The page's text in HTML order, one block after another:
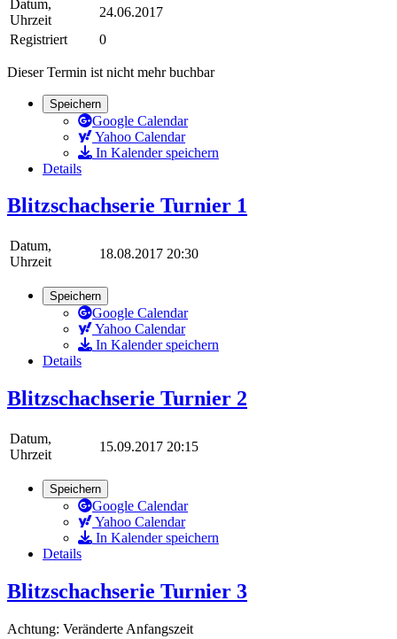
Datum,
Uhrzeit
24.06.2017
Registriert
0
Dieser Termin ist nicht mehr buchbar
Speichern
Google Calendar
Yahoo Calendar
In Kalender speichern
Details
Blitzschachserie Turnier 1
Datum,
Uhrzeit
18.08.2017 20:30
Speichern
Google Calendar
Yahoo Calendar
In Kalender speichern
Details
Blitzschachserie Turnier 2
Datum,
Uhrzeit
15.09.2017 20:15
Speichern
Google Calendar
Yahoo Calendar
In Kalender speichern
Details
Blitzschachserie Turnier 3
Achtung: Veränderte Anfangszeit